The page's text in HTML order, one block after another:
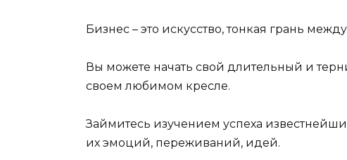
Бизнес – это искусство, тонкая грань
Вы можете начать свой длительный и
своем любимом кресле.
Займитесь изучением успеха
их эмоций, переживаний, идей.